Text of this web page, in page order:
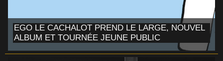
EGO LE CACHALOT PREND LE LARGE, NOUVEL
ALBUM ET TOURNÉE JEUNE PUBLIC